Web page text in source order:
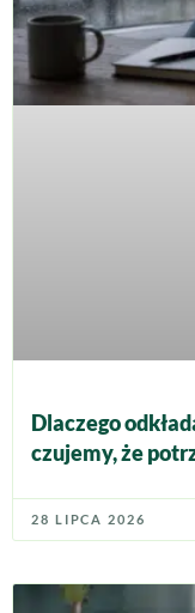
Dlaczego
czujemy, że
28 LIPCA 2026